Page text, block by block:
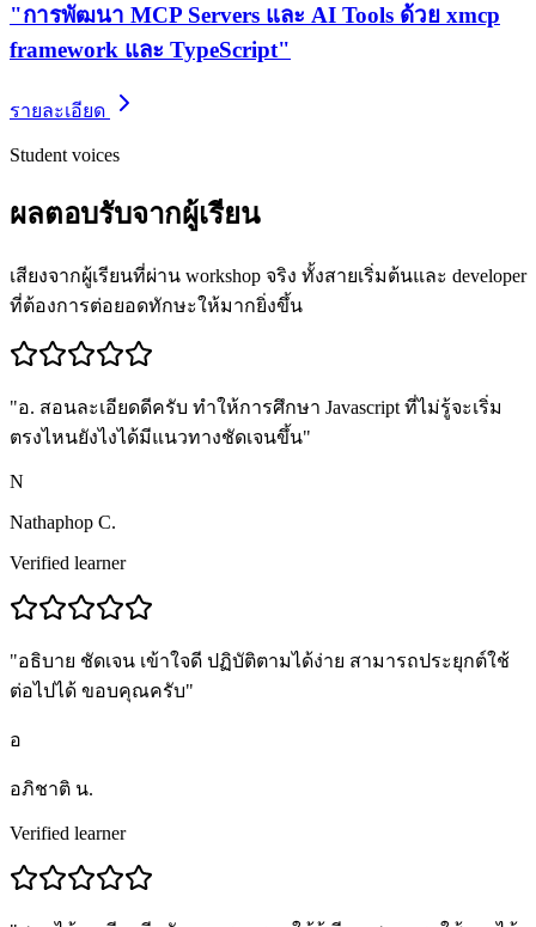
"การพัฒนา MCP Servers และ AI Tools ด้วย xmcp
framework และ TypeScript"
รายละเอียด
Student voices
ผลตอบรับจากผู้เรียน
เสียงจากผู้เรียนที่ผ่าน workshop จริง ทั้งสายเริ่มต้นและ developer
ที่ต้องการต่อยอดทักษะให้มากยิ่งขึ้น
"อ. สอนละเอียดดีครับ ทำให้การศึกษา Javascript ที่ไม่รู้จะเริ่ม
ตรงไหนยังไงได้มีแนวทางชัดเจนขึ้น"
N
Nathaphop C.
Verified learner
"อธิบาย ชัดเจน เข้าใจดี ปฏิบัติตามได้ง่าย สามารถประยุกต์ใช้
ต่อไปได้ ขอบคุณครับ"
อ
อภิชาติ น.
Verified learner